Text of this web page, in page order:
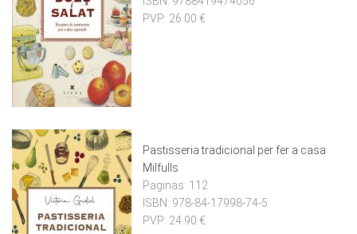
PVP: 26.00 €
Pastisseria tradicional per fer a casa
Milfulls
Paginas: 112
ISBN: 978-84-17998-74-5
PVP: 24.90 €